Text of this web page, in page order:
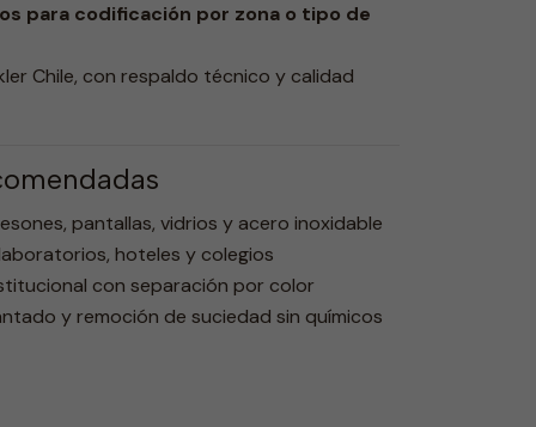
para codificación por zona o tipo de
Chile, con respaldo técnico y calidad
pantallas, vidrios y acero inoxidable
hoteles y colegios
con separación por color
y remoción de suciedad sin químicos